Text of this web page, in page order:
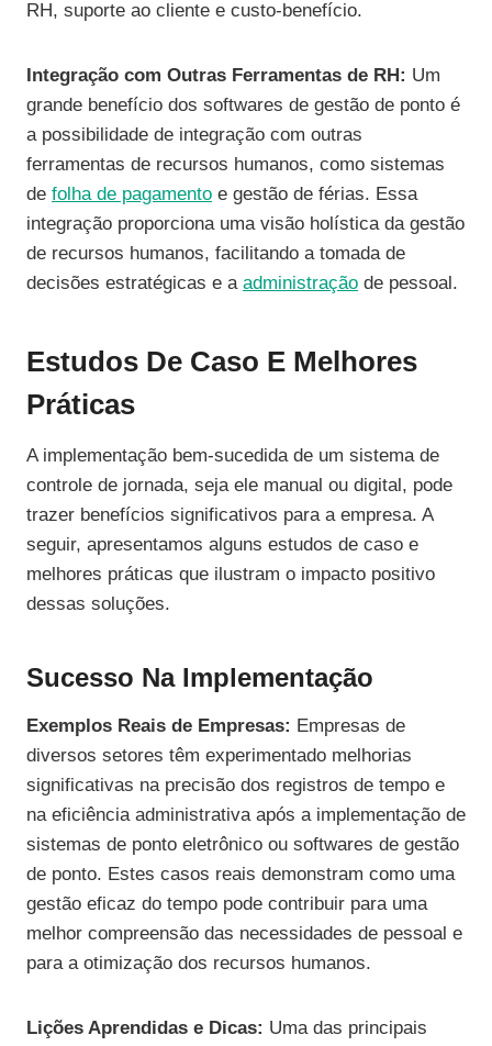
RH, suporte ao cliente e custo-benefício.
Integração com Outras Ferramentas de RH: Um
grande benefício dos softwares de gestão de ponto é
a possibilidade de integração com outras
ferramentas de recursos humanos, como sistemas
de folha de pagamento e gestão de férias. Essa
integração proporciona uma visão holística da gestão
de recursos humanos, facilitando a tomada de
decisões estratégicas e a administração de pessoal.
Estudos De Caso E Melhores
Práticas
A implementação bem-sucedida de um sistema de
controle de jornada, seja ele manual ou digital, pode
trazer benefícios significativos para a empresa. A
seguir, apresentamos alguns estudos de caso e
melhores práticas que ilustram o impacto positivo
dessas soluções.
Sucesso Na Implementação
Exemplos Reais de Empresas: Empresas de
diversos setores têm experimentado melhorias
significativas na precisão dos registros de tempo e
na eficiência administrativa após a implementação de
sistemas de ponto eletrônico ou softwares de gestão
de ponto. Estes casos reais demonstram como uma
gestão eficaz do tempo pode contribuir para uma
melhor compreensão das necessidades de pessoal e
para a otimização dos recursos humanos.
Lições Aprendidas e Dicas: Uma das principais